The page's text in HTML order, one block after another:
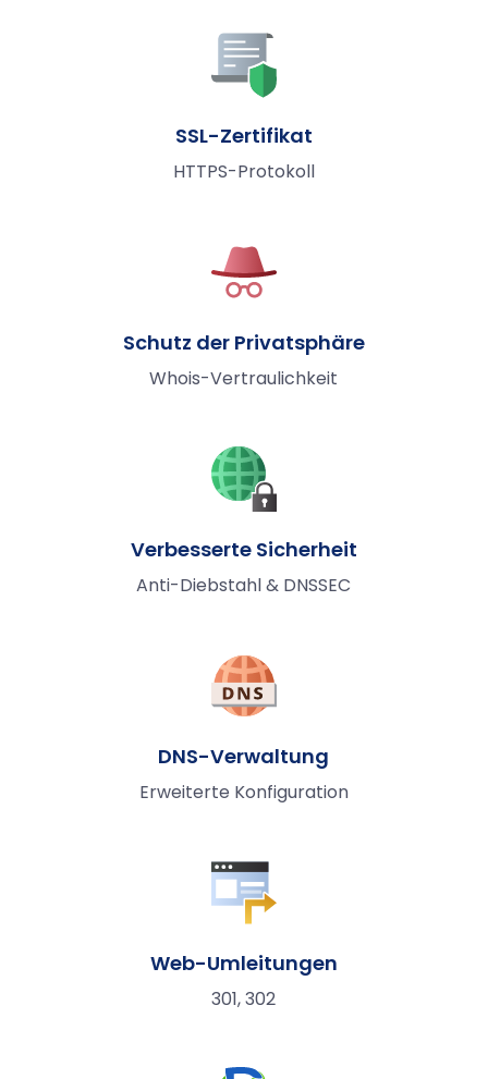
SSL-Zertifikat
HTTPS-Protokoll
Schutz der Privatsphäre
Whois-Vertraulichkeit
Verbesserte Sicherheit
Anti-Diebstahl & DNSSEC
DNS-Verwaltung
Erweiterte Konfiguration
Web-Umleitungen
301, 302